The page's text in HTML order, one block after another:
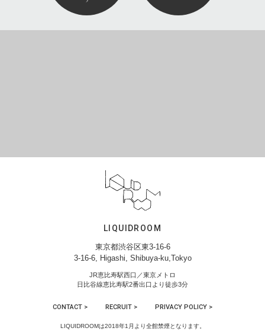
LIQUIDROOM
東京都渋谷区東3-16-6
3-16-6, Higashi, Shibuya-ku,Tokyo
JR恵比寿駅西口／東京メトロ
日比谷線恵比寿駅2番出口より徒歩3分
CONTACT > RECRUIT > PRIVACY POLICY >
LIQUIDROOMは2018年1月より全館禁煙となります。